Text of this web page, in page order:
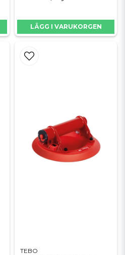
LÄGG I VARUKORGEN
TEBO